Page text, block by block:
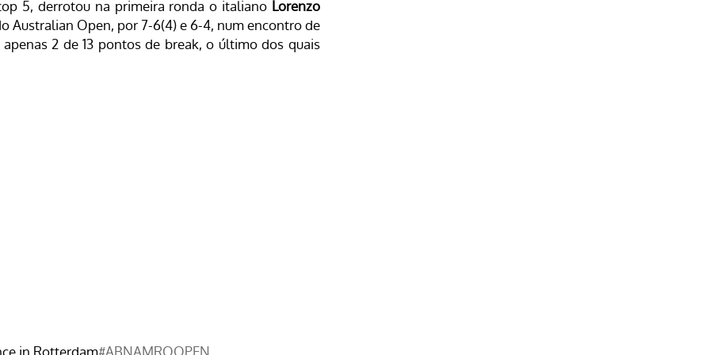
5, derrotou na primeira ronda o italiano Lorenzo
Australian Open, por 7-6(4) e 6-4, num encontro de
2 de 13 pontos de break, o último dos quais